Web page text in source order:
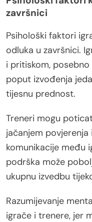
završnici
Psihološki faktori
odluka u završnici.
i pritiskom,
poput izvođenja
tijesnu prednost.
Treneri mogu
jačanjem
komunikacije među
podrška može
ukupnu izvedbu
Razumijevanje
igrače i trenere, jer